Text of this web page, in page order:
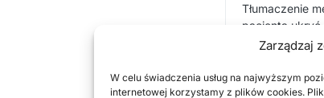
Zarządzaj
W celu świadczenia usług na najwyższym
internetowej korzystamy z plików cookies.
Tłumaczenie
pacjenta
anonimizacja
KUBA